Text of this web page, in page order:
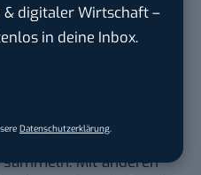
& digitaler Wirtschaft –
in deine Inbox.
Datenschutzerklärung
ausruhen kann. Denn
was Google schon
Sie müssen
Mit anderen